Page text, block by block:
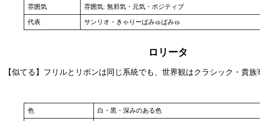
雰囲気 雰囲気: 無邪気・元気・ポジティブ
代表 サンリオ・きゃりーぱみゅぱみゅ
ロリータ
【似てる】フリルとリボンは同じ系統でも、世界観はクラシック・貴族
色 白・黒・深みのある色